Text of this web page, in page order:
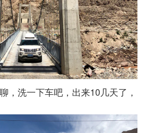
，洗一下车吧，出来10几天了，